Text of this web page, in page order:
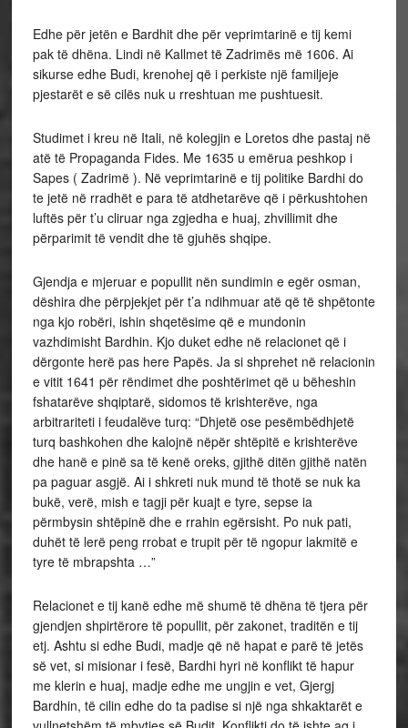
Edhe për jetën e Bardhit dhe për veprimtarinë e tij kemi
pak të dhëna. Lindi në Kallmet të Zadrimës më 1606. Ai
sikurse edhe Budi, krenohej që i perkiste një familjeje
pjestarët e së cilës nuk u rreshtuan me pushtuesit.
Studimet i kreu në Itali, në kolegjin e Loretos dhe pastaj në
atë të Propaganda Fides. Me 1635 u emërua peshkop i
Sapes ( Zadrimë ). Në veprimtarinë e tij politike Bardhi do
te jetë në rradhët e para të atdhetarëve që i përkushtohen
luftës për t’u cliruar nga zgjedha e huaj, zhvillimit dhe
përparimit të vendit dhe të gjuhës shqipe.
Gjendja e mjeruar e popullit nën sundimin e egër osman,
dëshira dhe përpjekjet për t’a ndihmuar atë që të shpëtonte
nga kjo robëri, ishin shqetësime që e mundonin
vazhdimisht Bardhin. Kjo duket edhe në relacionet që i
dërgonte herë pas here Papës. Ja si shprehet në relacionin
e vitit 1641 për rëndimet dhe poshtërimet që u bëheshin
fshatarëve shqiptarë, sidomos të krishterëve, nga
arbitrariteti i feudalëve turq: “Dhjetë ose pesëmbëdhjetë
turq bashkohen dhe kalojnë nëpër shtëpitë e krishterëve
dhe hanë e pinë sa të kenë oreks, gjithë ditën gjithë natën
pa paguar asgjë. Ai i shkreti nuk mund të thotë se nuk ka
bukë, verë, mish e tagji për kuajt e tyre, sepse ia
përmbysin shtëpinë dhe e rrahin egërsisht. Po nuk pati,
duhët të lerë peng rrobat e trupit për të ngopur lakmitë e
tyre të mbrapshta …”
Relacionet e tij kanë edhe më shumë të dhëna të tjera për
gjendjen shpirtërore të popullit, për zakonet, traditën e tij
etj. Ashtu si edhe Budi, madje që në hapat e parë të jetës
së vet, si misionar i fesë, Bardhi hyri në konflikt të hapur
me klerin e huaj, madje edhe me ungjin e vet, Gjergj
Bardhin, të cilin edhe do ta padise si një nga shkaktarët e